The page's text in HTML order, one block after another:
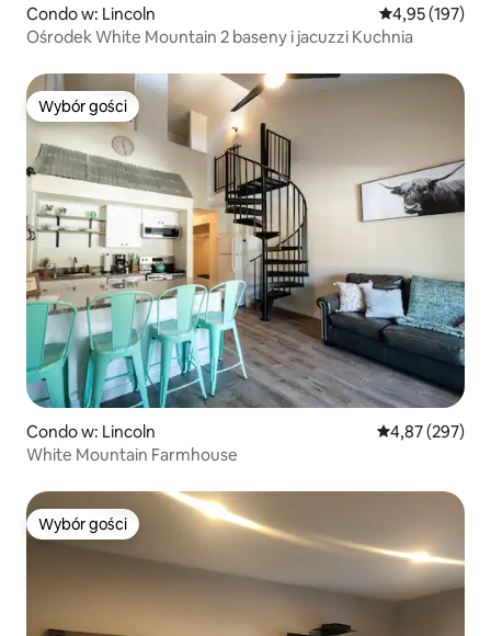
Condo w: Lincoln Średnia
4,95 (197)
Ośrodek White Mountain 2 baseny i jacuzzi Kuchnia
Wybór gości
Wybór gości
Condo w: Lincoln Średnia
4,87 (297)
White Mountain Farmhouse
Wybór gości
Wybór gości